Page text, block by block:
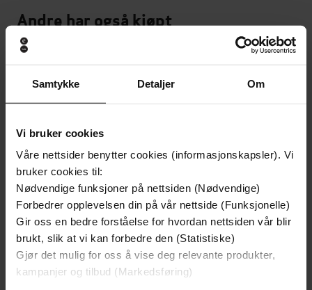
Samtykke Detaljer Om
Vi bruker cookies
Våre nettsider benytter cookies (informasjonskapsler). Vi
bruker cookies til:
Nødvendige funksjoner på nettsiden (Nødvendige)
Forbedrer opplevelsen din på vår nettside (Funksjonelle)
Gir oss en bedre forståelse for hvordan nettsiden vår blir
brukt, slik at vi kan forbedre den (Statistiske)
Gjør det mulig for oss å vise deg relevante produkter,
kampanjer og tilbud (Markedsføring)
Andre har også kjøpt
199,-